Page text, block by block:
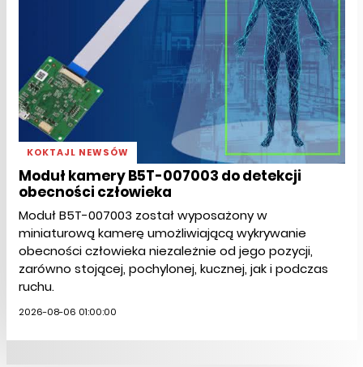
KOKTAJL NEWSÓW
Moduł kamery B5T-007003 do detekcji
obecności człowieka
Moduł B5T-007003 został wyposażony w
miniaturową kamerę umożliwiającą wykrywanie
obecności człowieka niezależnie od jego pozycji,
zarówno stojącej, pochylonej, kucznej, jak i podczas
ruchu.
2026-08-06 01:00:00